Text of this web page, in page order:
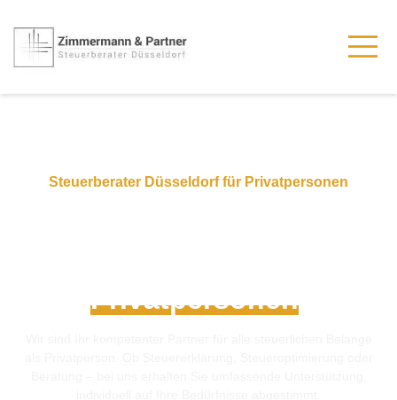
Steuerberater Düsseldorf für Privatpersonen​
Privatpersonen